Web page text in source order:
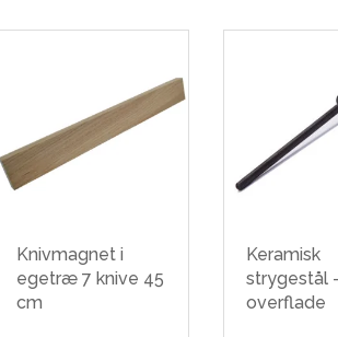
Knivmagnet i
egetræ 7 knive 45
cm
Keramisk
strygestål
overflade